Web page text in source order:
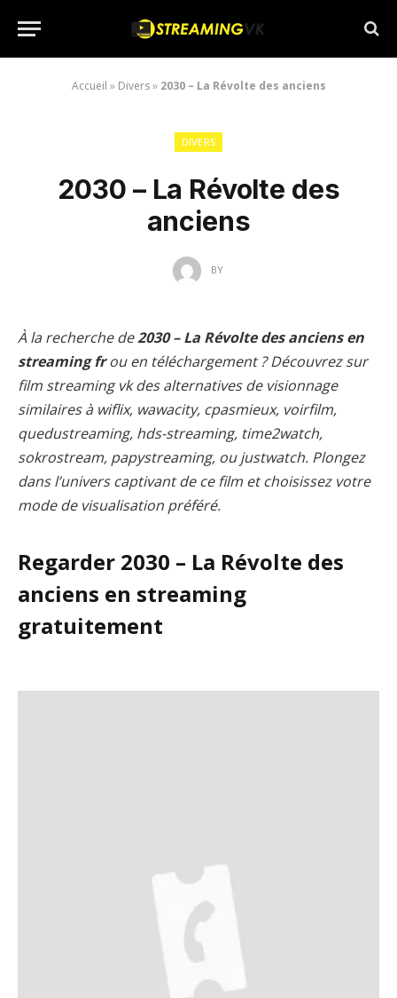
Accueil » Divers» 2030 – La Révolte des anciens
DIVERS
2030 – La Révolte des
anciens
BY
À la recherche de2030 – La Révolte des anciens en
streaming frou en téléchargement ? Découvrez sur
film streaming vk des alternatives de visionnage
similaires à wiflix, wawacity, cpasmieux, voirfilm,
quedustreaming, hds-streaming, time2watch,
sokrostream, papystreaming, ou justwatch. Plongez
dans l’univers captivant de ce film et choisissez votre
mode de visualisation préféré.
Regarder 2030 – La Révolte des
anciens en streaming
gratuitement